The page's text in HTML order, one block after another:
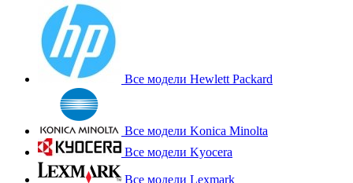
Все модели Hewlett Packard
Все модели Konica Minolta
Все модели Kyocera
Все модели Lexmark